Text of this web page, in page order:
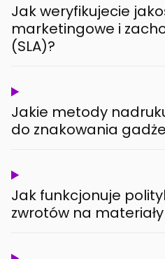
Jak weryfikujecie
marketingowe i
(SLA)?
Jakie metody
do znakowania
Jak funkcjonuje
zwrotów na